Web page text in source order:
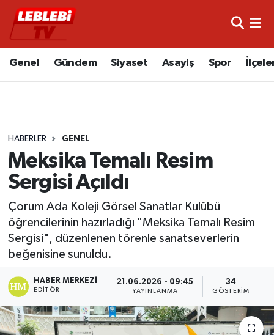
Genel Gündem Siyaset Asayiş Spor
HABERLER GENEL
Meksika Temalı Resim
Sergisi Açıldı
Çorum Ada Koleji Görsel Sanatlar Kulübü
öğrencilerinin hazırladığı "Meksika Temalı Resim
Sergisi", düzenlenen törenle sanatseverlerin
beğenisine sunuldu.
HABER MERKEZI
EDITÖR
21.06.2026 - 09:45
YAYINLANMA
34
GÖSTERIM
Hava Durumu
Süper Lig Puan Durumu ve Fikstür
Tüm Manşetler
Son Dakika Haberleri
Haber Arşivi